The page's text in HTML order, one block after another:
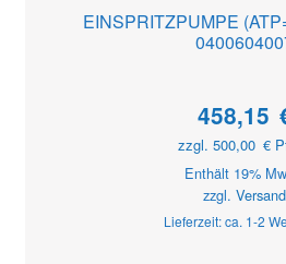
EINSPRITZPUMPE
458,15
zzgl. 500,00 €
Enthält 19%
zzgl. Versand
Lieferzeit: ca. 1-2